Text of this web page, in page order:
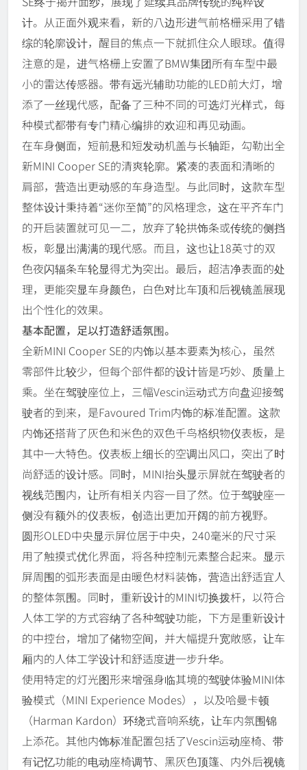
计。从正面外观来看，新的八边形进气前格栅采用了错
综的轮廓设计，醒目的焦点一下就抓住众人眼球。值得
注意的是，进气格栅上安置了BMW集团所有车型中最
小的雷达传感器。带有远光辅助功能的LED前大灯，增
添了一丝现代感，配备了三种不同的可选灯光样式，每
种模式都带有专门精心编排的欢迎和再见动画。
在车身侧面，短前悬和短发动机盖与长轴距，勾勒出全
新MINI Cooper SE的清爽轮廓。紧凑的表面和清晰的
肩部，营造出更动感的车身造型。与此同时，这款车型
整体设计秉持着“迷你至简”的风格理念，这在平齐车门
的开启装置就可见一二，放弃了轮拱饰条或传统的侧挡
板，彰显出满满的现代感。而且，这也让18英寸的双
色夜闪辐条车轮显得尤为突出。最后，超洁净表面的处
理，更能突显车身颜色，白色对比车顶和后视镜盖展现
出个性化的效果。
基本配置，足以打造舒适氛围。
全新MINI Cooper SE的内饰以基本要素为核心，虽然
零部件比较少，但每个部件都的设计皆是巧妙、质量上
乘。坐在驾驶座位上，三幅Vescin运动式方向盘迎接驾
驶者的到来，是Favoured Trim内饰的标准配置。这款
内饰还搭背了灰色和米色的双色千鸟格织物仪表板，是
其中一大特色。仪表板上细长的空调出风口，突出了时
尚舒适的设计感。同时，MINI抬头显示屏就在驾驶者的
视线范围内，让所有相关内容一目了然。位于驾驶座一
侧没有额外的仪表板，创造出更加开阔的前方视野。
圆形OLED中央显示屏位居于中央，240毫米的尺寸采
用了触摸式优化界面，将各种控制元素整合起来。显示
屏周围的弧形表面是由暖色材料装饰，营造出舒适宜人
的整体氛围。同时，重新设计的MINI切换拨杆，以符合
人体工学的方式容纳了各种驾驶功能，下方是重新设计
的中控台，增加了储物空间，并大幅提升宽敞感，让车
厢内的人体工学设计和舒适度进一步升华。
使用特定的灯光图形来增强身临其境的驾驶体验MINI体
验模式（MINI Experience Modes），以及哈曼卡顿
（Harman Kardon）环绕式音响系统，让车内氛围锦
上添花。其他内饰标准配置包括了Vescin运动座椅、带
有记忆功能的电动座椅调节、黑灰色顶篷、内外后视镜